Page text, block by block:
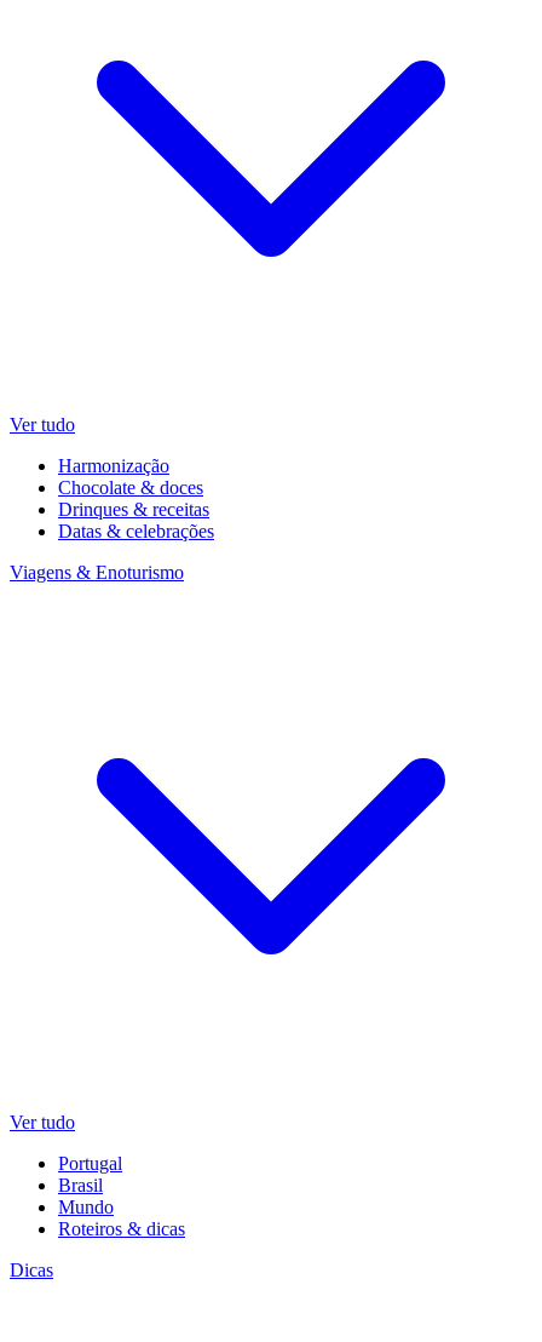
Ver tudo
Harmonização
Chocolate & doces
Drinques & receitas
Datas & celebrações
Viagens & Enoturismo
Ver tudo
Portugal
Brasil
Mundo
Roteiros & dicas
Dicas